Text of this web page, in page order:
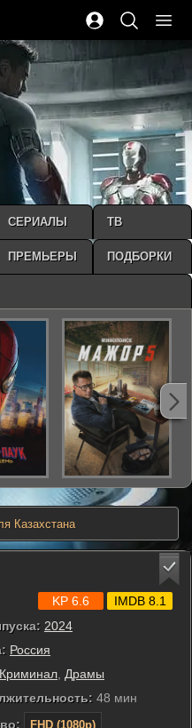
Казахстана
2024
Россия
Криминал Драмы
48 мин
FHD (1080p)
KP 6.6 IMDB 8.1
СЕРИАЛЫ ТВ
ПРЕМЬЕРЫ ПОДБОРКИ